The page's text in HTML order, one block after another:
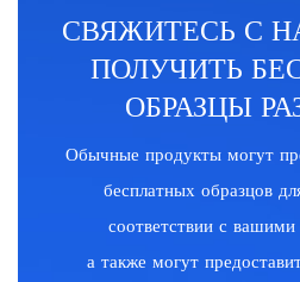
СВЯЖИТЕСЬ С
ПОЛУЧИТЬ
ОБРАЗЦЫ
Обычные продукты могут
бесплатных образцов
соответствии с
а также могут